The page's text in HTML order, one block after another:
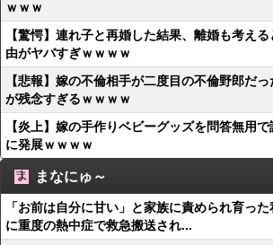
ｗｗｗ
【驚愕】連れ子と再婚した結果、離婚も考え
由がヤバすぎｗｗｗｗ
【悲報】嫁の不倫相手が二度目の不倫野郎だ
が残念すぎるｗｗｗｗ
【炎上】嫁の手作りベビーグッズを問答無用
に発展ｗｗｗｗ
まなにゅ～
「お前は自分に甘い」と家族に責められ育っ
に重度の熱中症で救急搬送され...